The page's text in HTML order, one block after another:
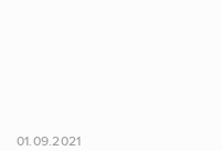
01.09.2021